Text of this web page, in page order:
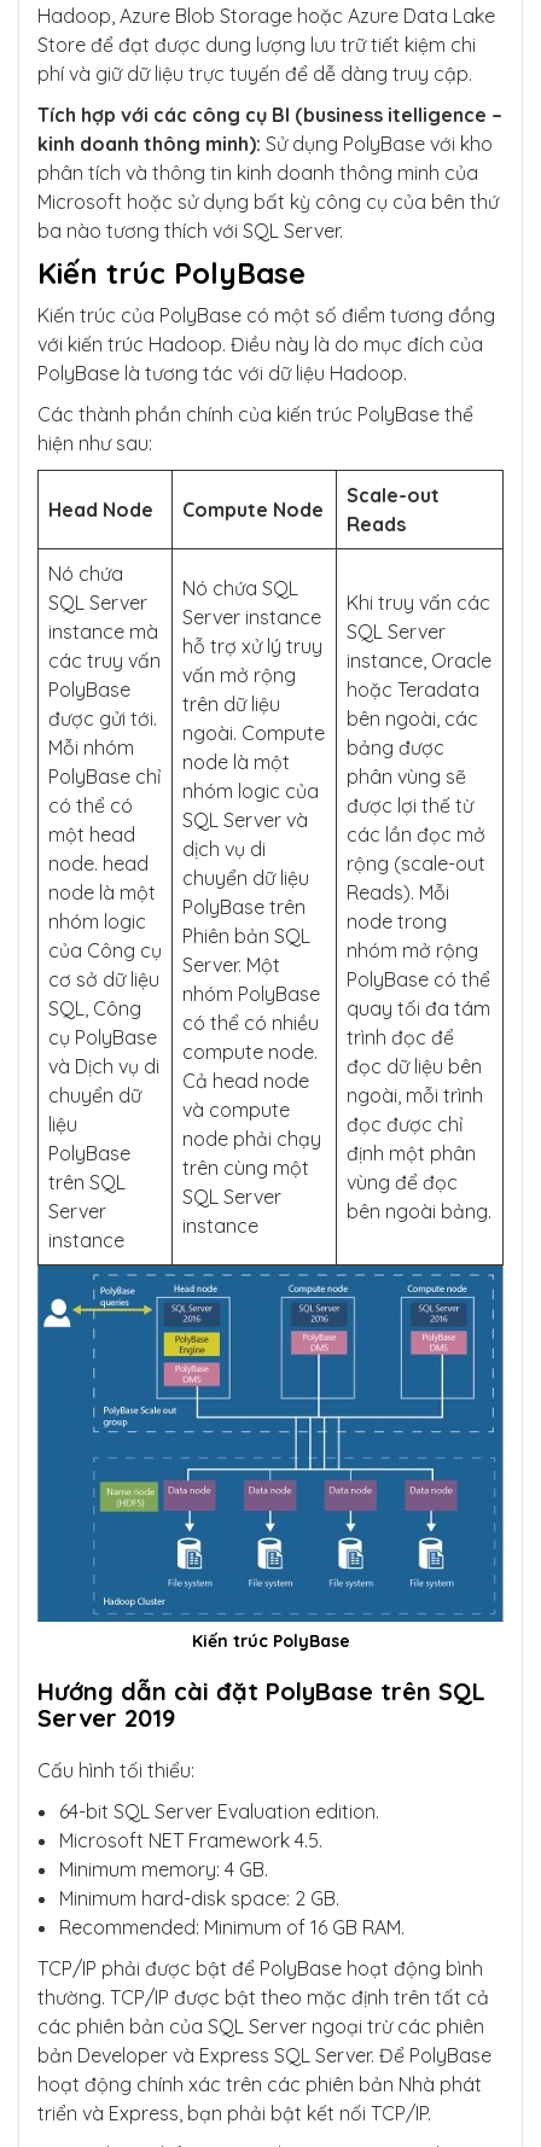
Hadoop, Azure Blob Storage hoặc Azure Data Lake
Store để đạt được dung lượng lưu trữ tiết kiệm chi
phí và giữ dữ liệu trực tuyến để dễ dàng truy cập.
Tích hợp với các công cụ BI (business itelligence –
kinh doanh thông minh): Sử dụng PolyBase với kho
phân tích và thông tin kinh doanh thông minh của
Microsoft hoặc sử dụng bất kỳ công cụ của bên thứ
ba nào tương thích với SQL Server.
Kiến trúc PolyBase
Kiến trúc của PolyBase có một số điểm tương đồng
với kiến trúc Hadoop. Điều này là do mục đích của
PolyBase là tương tác với dữ liệu Hadoop.
Các thành phần chính của kiến trúc PolyBase thể
hiện như sau:
Head Node Compute Node
Scale-out
Reads
Nó chứa
SQL Server
instance mà
các truy vấn
PolyBase
được gửi tới.
Mỗi nhóm
PolyBase chỉ
có thể có
một head
node. head
node là một
nhóm logic
của Công cụ
cơ sở dữ liệu
SQL, Công
cụ PolyBase
và Dịch vụ di
chuyển dữ
liệu
PolyBase
trên SQL
Server
instance
Nó chứa SQL
Server instance
hỗ trợ xử lý truy
vấn mở rộng
trên dữ liệu
ngoài. Compute
node là một
nhóm logic của
SQL Server và
dịch vụ di
chuyển dữ liệu
PolyBase trên
Phiên bản SQL
Server. Một
nhóm PolyBase
có thể có nhiều
compute node.
Cả head node
và compute
node phải chạy
trên cùng một
SQL Server
instance
Khi truy vấn các
SQL Server
instance, Oracle
hoặc Teradata
bên ngoài, các
bảng được
phân vùng sẽ
được lợi thế từ
các lần đọc mở
rộng (scale-out
Reads). Mỗi
node trong
nhóm mở rộng
PolyBase có thể
quay tối đa tám
trình đọc để
đọc dữ liệu bên
ngoài, mỗi trình
đọc được chỉ
định một phân
vùng để đọc
bên ngoài bảng.
Kiến trúc PolyBase
Hướng dẫn cài đặt PolyBase trên SQL
Server 2019
Cấu hình tối thiểu:
64-bit SQL Server Evaluation edition.
Microsoft NET Framework 4.5.
Minimum memory: 4 GB.
Minimum hard-disk space: 2 GB.
Recommended: Minimum of 16 GB RAM.
TCP/IP phải được bật để PolyBase hoạt động bình
thường. TCP/IP được bật theo mặc định trên tất cả
các phiên bản của SQL Server ngoại trừ các phiên
bản Developer và Express SQL Server. Để PolyBase
hoạt động chính xác trên các phiên bản Nhà phát
triển và Express, bạn phải bật kết nối TCP/IP.